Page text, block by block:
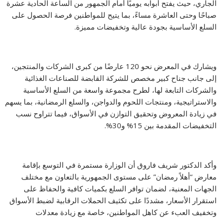
الجاري، حيث يفتح أبوابه يوميًا أمام الجمهور من الساعة الحادية عشرة
صباحًا وحتى العاشرة مساءً، بما يتيح للمواطنين فرصة الحصول على
السلع الأساسية بجودة عالية وتخفيضات مميزة.
ويشارك في المعرض نحو 120 عارضًا من كبرى الشركات والمنتجين،
إلى جانب جناح كبير مخصص للشركة القابضة للصناعات الغذائية
والشركات التابعة لها، لطرح مجموعة واسعة من السلع الأساسية
والاستراتيجية، ومنتجات اللحوم والدواجن، والسلع الرمضانية، بما يسهم
في زيادة المعروض وتحقيق التوازن في الأسواق، فيما تتراوح نسب
التخفيضات المقدمة بين 15% و30%.
وأكد الدكتور شريف فاروق أن الوزارة مستمرة في التوسع بإقامة
معارض “أهلاً رمضان” على مستوى الجمهورية بالتعاون مع مختلف
الجهات المعنية، لضمان توافر السلع بكميات كافية والحفاظ على
استقرار الأسعار، مشددًا على تكثيف الحملات الرقابية لضبط الأسواق
وتخفيف العبء عن كاهل المواطنين، خاصة مع زيادة معدلات